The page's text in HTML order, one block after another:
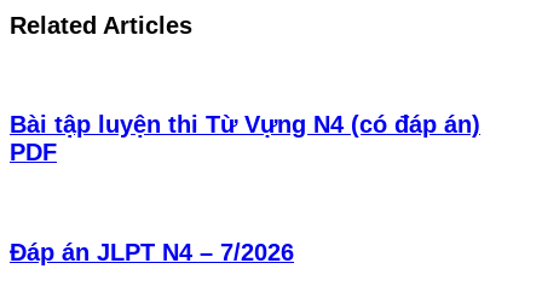
Related Articles
Bài tập luyện thi Từ Vựng N4 (có đáp án)
PDF
Đáp án JLPT N4 – 7/2026